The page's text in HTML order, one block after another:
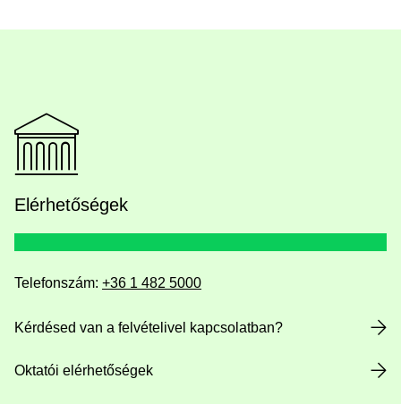
Elérhetőségek
Telefonszám: +36 1 482 5000
Kérdésed van a felvételivel kapcsolatban?
Oktatói elérhetőségek